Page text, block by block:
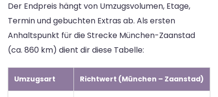
Der Endpreis hängt von Umzugsvolumen, Etage,
Termin und gebuchten Extras ab. Als ersten
Anhaltspunkt für die Strecke München-Zaanstad
(ca. 860 km) dient dir diese Tabelle:
Umzugsart Richtwert (München – Zaanstad)